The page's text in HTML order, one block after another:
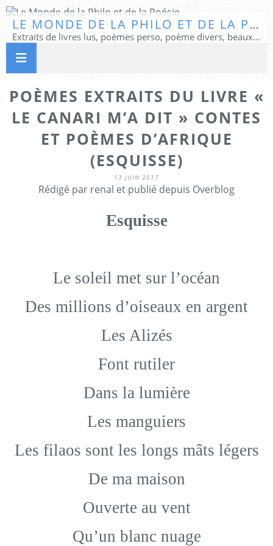
LE MONDE DE LA PHILO ET DE LA POÉSIE
Extraits de livres lus, poèmes perso, poème divers, beaux textes...
POÈMES EXTRAITS DU LIVRE «
LE CANARI M’A DIT » CONTES
ET POÈMES D’AFRIQUE
(ESQUISSE)
13 JUIN 2017
Rédigé par renal et publié depuis Overblog
Esquisse
Le soleil met sur l’océan
Des millions d’oiseaux en argent
Les Alizés
Font rutiler
Dans la lumière
Les manguiers
Les filaos sont les longs mâts légers
De ma maison
Ouverte au vent
Qu’un blanc nuage